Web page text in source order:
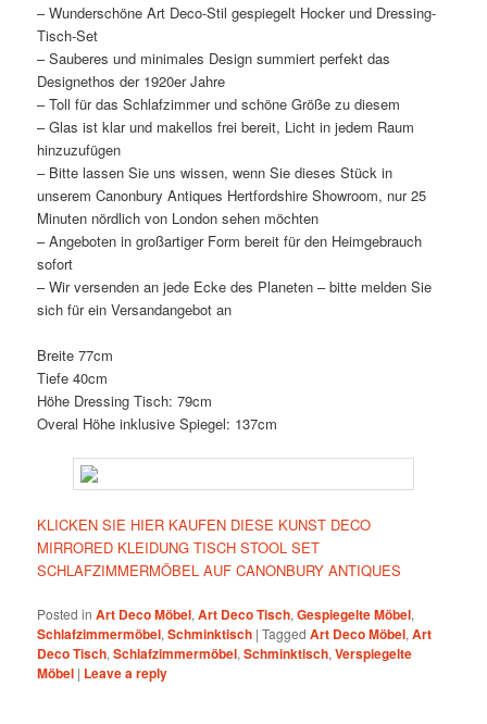
– Wunderschöne Art Deco-Stil gespiegelt Hocker und Dressing-
Tisch-Set
– Sauberes und minimales Design summiert perfekt das
Designethos der 1920er Jahre
– Toll für das Schlafzimmer und schöne Größe zu diesem
– Glas ist klar und makellos frei bereit, Licht in jedem Raum
hinzuzufügen
– Bitte lassen Sie uns wissen, wenn Sie dieses Stück in
unserem Canonbury Antiques Hertfordshire Showroom, nur 25
Minuten nördlich von London sehen möchten
– Angeboten in großartiger Form bereit für den Heimgebrauch
sofort
– Wir versenden an jede Ecke des Planeten – bitte melden Sie
sich für ein Versandangebot an
Breite 77cm
Tiefe 40cm
Höhe Dressing Tisch: 79cm
Overal Höhe inklusive Spiegel: 137cm
KLICKEN SIE HIER KAUFEN DIESE KUNST DECO
MIRRORED KLEIDUNG TISCH STOOL SET
SCHLAFZIMMERMÖBEL AUF CANONBURY ANTIQUES
Posted in Art Deco Möbel,Art Deco Tisch,Gespiegelte Möbel,
Schlafzimmermöbel,Schminktisch |Tagged Art Deco Möbel,Art
Deco Tisch,Schlafzimmermöbel,Schminktisch,Verspiegelte
Möbel | Leave a reply